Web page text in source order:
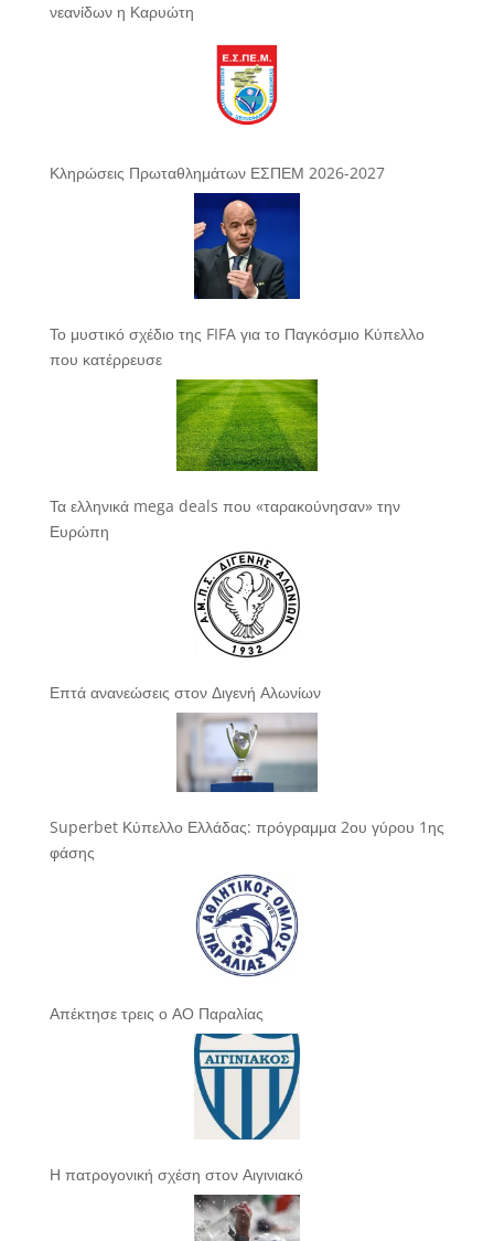
νεανίδων η Καρυώτη
Κληρώσεις Πρωταθλημάτων ΕΣΠΕΜ 2026-2027
Το μυστικό σχέδιο της FIFA για το Παγκόσμιο Κύπελλο
που κατέρρευσε
Τα ελληνικά mega deals που «ταρακούνησαν» την
Ευρώπη
Επτά ανανεώσεις στον Διγενή Αλωνίων
Superbet Κύπελλο Ελλάδας: πρόγραμμα 2ου γύρου 1ης
φάσης
Απέκτησε τρεις ο ΑΟ Παραλίας
Η πατρογονική σχέση στον Αιγινιακό